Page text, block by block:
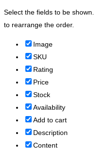
Select the fields to be
to rearrange the order.
Image
SKU
Rating
Price
Stock
Availability
Add to cart
Description
Content